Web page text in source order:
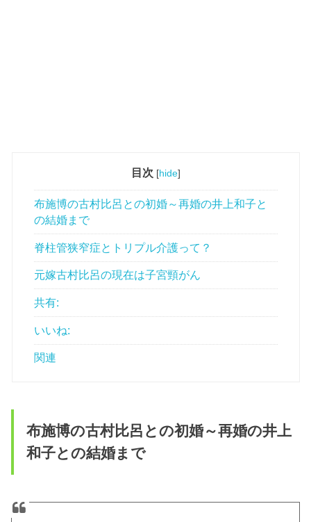
目次 [hide]
布施博の古村比呂との初婚～再婚の井上和子と
の結婚まで
脊柱管狭窄症とトリプル介護って？
元嫁古村比呂の現在は子宮頸がん
共有:
いいね:
関連
布施博の古村比呂との初婚～再婚の井上
和子との結婚まで